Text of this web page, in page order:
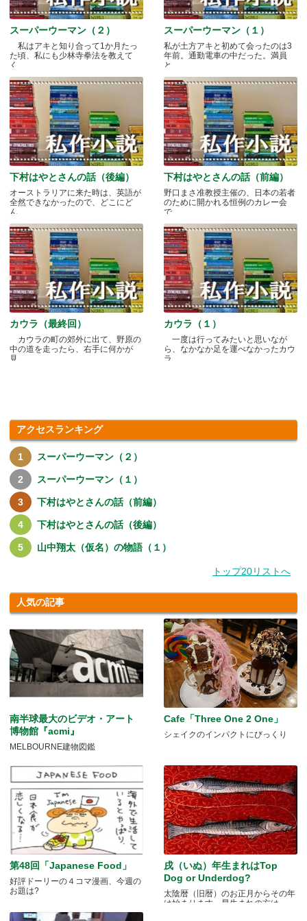
スーパーウーマン（２）
私はアキと知り合って1か月たっ
た頃、私にも少林寺拳法を教えて
く.....
スーパーウーマン（１）
私が土方アキと初めて会ったのは3
年前。通勤電車の中だった。満員
と.....
下村はやとさんの話（後編）
オーストラリアに来た時は、英語が
全然できなかったので、どこにど
ん.....
下村はやとさんの話（前編）
野口まさ准教授主催の、日本の若者
のために開かれる恒例のカレー会
で.....
カウラ（最終回）
カウラの町の郊外に出て、野原の
中の道を走ったら、右手に何かが
見.....
カウラ（１）
一度は行ってみたいと思いなが
ら、なかなか足を運べなかったカウ
ラ.....
アクセスランキング
スーパーウーマン（２）
スーパーウーマン（１）
下村はやとさんの話（前編）
下村はやとさんの話（後編）
山中翔太（仮名）の物語（１）
トップ20リストへ
人気の記事
南半球最大のビデオ・アート
博物館『acmi』
MELBOURNE建物図鑑
Cafe「Three One 2 One」
シェイクのインパクトにびっくり
第48回「Japanese Food」
好評ドーリーの４コマ漫画、今週の
お題は?
戌（いぬ）年生まれはTop
Dog or Underdog?
太陰暦（旧暦）のお正月からその年
は始まります。早生まれの方は.....